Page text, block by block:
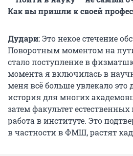
Как вы пришли к своей
Дудари: Это некое стечение
Поворотным моментом на
стало поступление в
момента я включилась в
меня всё больше увлекало это
история для многих
затем факультет
работа в институте. Это
в частности в ФМШ, растят